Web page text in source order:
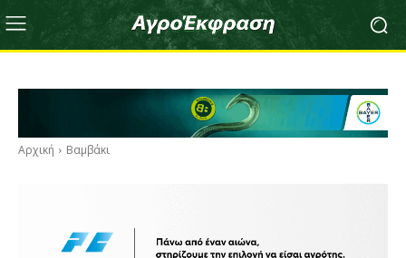
Αρχική Βαμβάκι